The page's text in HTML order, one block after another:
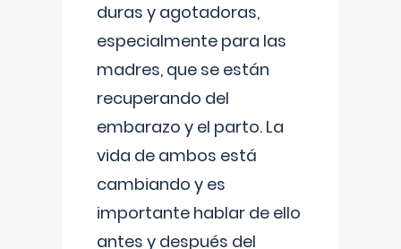
duras y agotadoras,
especialmente para las
madres, que se están
recuperando del
embarazo y el parto. La
vida de ambos está
cambiando y es
importante hablar de ello
antes y después del